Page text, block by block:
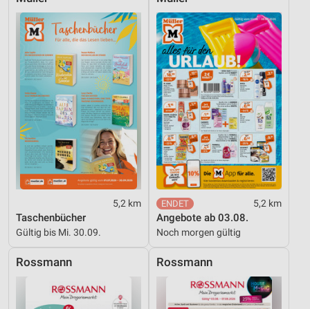
5,2 km
Taschenbücher
Gültig bis Mi. 30.09.
5,2 km
Angebote ab 03.08.
Noch morgen gültig
Rossmann Rossmann